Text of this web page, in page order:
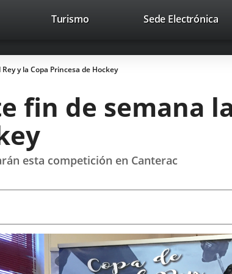
Trabaja con nosotros Contacto
TurismoThis
open
in
up
Sede ElectrónicaLink
y la Copa Princesa de Hockey
fin de semana
esta competición en Canterac